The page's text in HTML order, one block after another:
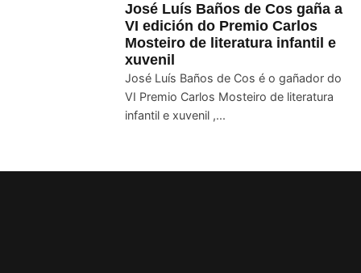
José Luís Baños de Cos gaña a
VI edición do Premio Carlos
Mosteiro de literatura infantil e
xuvenil
José Luís Baños de Cos é o gañador do
VI Premio Carlos Mosteiro de literatura
infantil e xuvenil ,...